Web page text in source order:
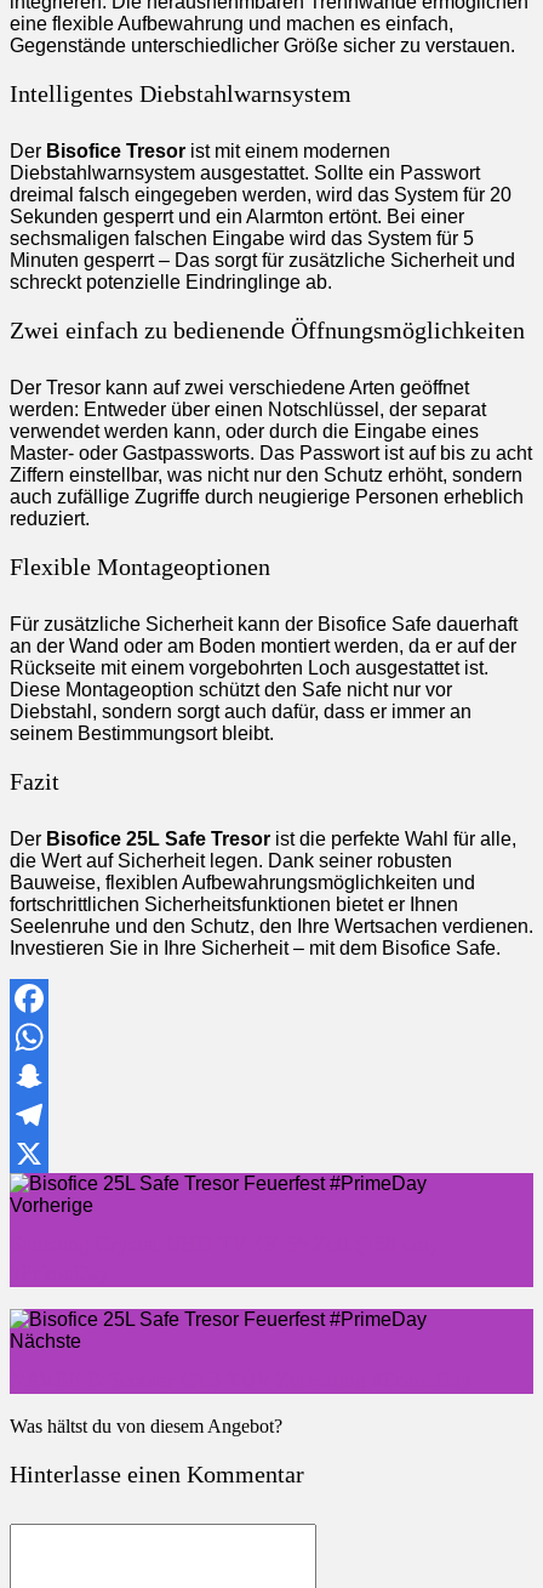
eine flexible Aufbewahrung und machen es einfach,
Gegenstände unterschiedlicher Größe sicher zu verstauen.
Intelligentes Diebstahlwarnsystem
Der Bisofice Tresor ist mit einem modernen
Diebstahlwarnsystem ausgestattet. Sollte ein Passwort
dreimal falsch eingegeben werden, wird das System für 20
Sekunden gesperrt und ein Alarmton ertönt. Bei einer
sechsmaligen falschen Eingabe wird das System für 5
Minuten gesperrt – Das sorgt für zusätzliche Sicherheit und
schreckt potenzielle Eindringlinge ab.
Zwei einfach zu bedienende Öffnungsmöglichkeiten
Der Tresor kann auf zwei verschiedene Arten geöffnet
werden: Entweder über einen Notschlüssel, der separat
verwendet werden kann, oder durch die Eingabe eines
Master- oder Gastpassworts. Das Passwort ist auf bis zu acht
Ziffern einstellbar, was nicht nur den Schutz erhöht, sondern
auch zufällige Zugriffe durch neugierige Personen erheblich
reduziert.
Flexible Montageoptionen
Für zusätzliche Sicherheit kann der Bisofice Safe dauerhaft
an der Wand oder am Boden montiert werden, da er auf der
Rückseite mit einem vorgebohrten Loch ausgestattet ist.
Diese Montageoption schützt den Safe nicht nur vor
Diebstahl, sondern sorgt auch dafür, dass er immer an
seinem Bestimmungsort bleibt.
Fazit
Der Bisofice 25L Safe Tresor ist die perfekte Wahl für alle,
die Wert auf Sicherheit legen. Dank seiner robusten
Bauweise, flexiblen Aufbewahrungsmöglichkeiten und
fortschrittlichen Sicherheitsfunktionen bietet er Ihnen
Seelenruhe und den Schutz, den Ihre Wertsachen verdienen.
Investieren Sie in Ihre Sicherheit – mit dem Bisofice Safe.
Facebook
WhatsApp
Snapchat
Telegram
X
Vorherige
Nächste
Was hältst du von diesem Angebot?
Hinterlasse einen Kommentar